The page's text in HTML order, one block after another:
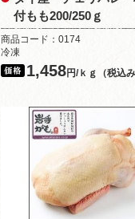
付もも200/250ｇ
商品コード：0174
冷凍
1,458円/ｋｇ（税込